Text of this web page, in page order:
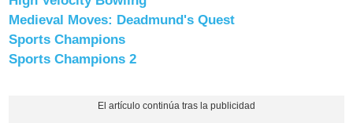
Medieval Moves: Deadmund's Quest
Sports Champions
Sports Champions 2